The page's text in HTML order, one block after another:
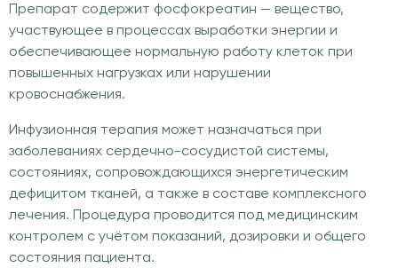
Препарат содержит фосфокреатин — вещество,
участвующее в процессах выработки энергии и
обеспечивающее нормальную работу клеток при
повышенных нагрузках или нарушении
кровоснабжения.
Инфузионная терапия может назначаться при
заболеваниях сердечно-сосудистой системы,
состояниях, сопровождающихся энергетическим
дефицитом тканей, а также в составе комплексного
лечения. Процедура проводится под медицинским
контролем с учётом показаний, дозировки и общего
состояния пациента.